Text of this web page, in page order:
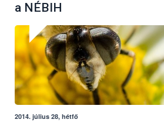
a NÉBIH
2014. július 28, hétfő